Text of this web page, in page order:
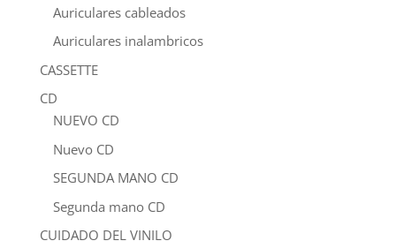
Auriculares cableados
Auriculares inalambricos
CASSETTE
CD
NUEVO CD
Nuevo CD
SEGUNDA MANO CD
Segunda mano CD
CUIDADO DEL VINILO